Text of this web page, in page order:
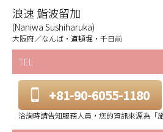
浪速 鮨波留加
(Naniwa Sushiharuka)
大阪府／なんば・道頓堀・千日前
TEL
+81-90-6055-1180
洽詢時請告知服務人員，您的資訊來源為「